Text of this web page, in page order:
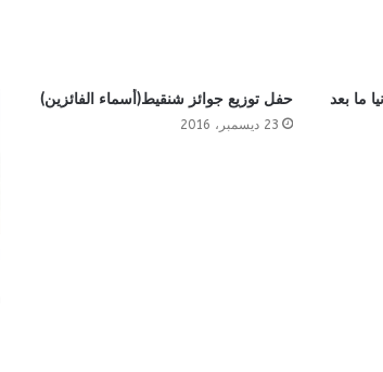
ما بعد
حفل توزيع جوائز شنقيط(أسماء الفائزين)
23 ديسمبر، 2016